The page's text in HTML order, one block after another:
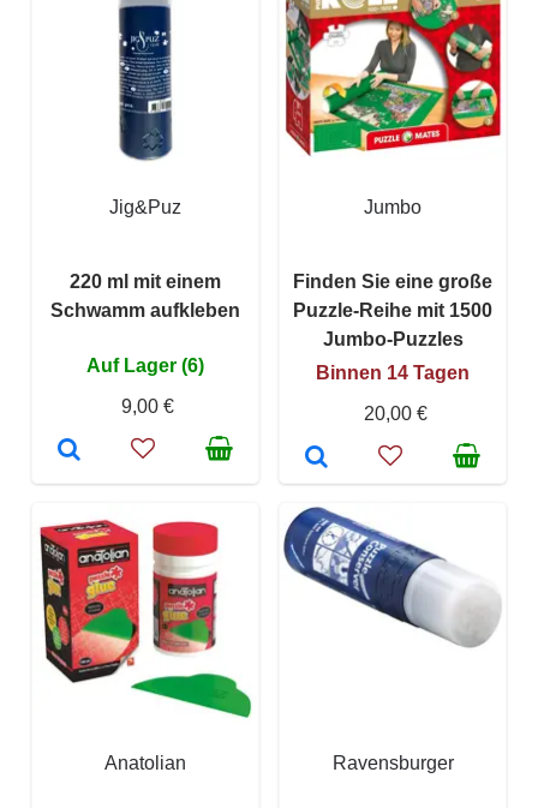
Jig&Puz
220 ml mit einem
Schwamm aufkleben
Auf Lager (6)
9,00 €
Jumbo
Finden Sie eine große
Puzzle-Reihe mit 1500
Jumbo-Puzzles
Binnen 14 Tagen
20,00 €
Anatolian Ravensburger